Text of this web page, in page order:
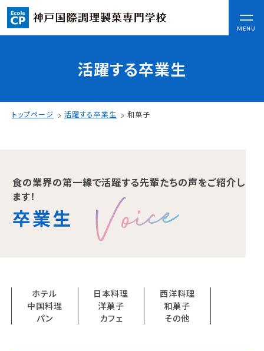
MENU
CLOSE
ここから始まる私の未来
AO入試
指定校推薦入試
一般入試
学費・奨学金
活躍する卒業生
トップページ 活躍する卒業生 和菓子
食の業界の第一線で活躍する先輩たちの声をご紹介し
ます！
卒業生
ホテル 日本料理
西洋料理
中国料理
洋菓子
和菓子
パン
カフェ その他